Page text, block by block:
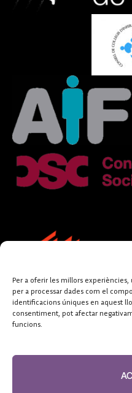
Per a oferir les millors
per a processar dades com el
identificacions úniques en aquest
consentiment, pot afectar
funcions.
FUNDACIÓ